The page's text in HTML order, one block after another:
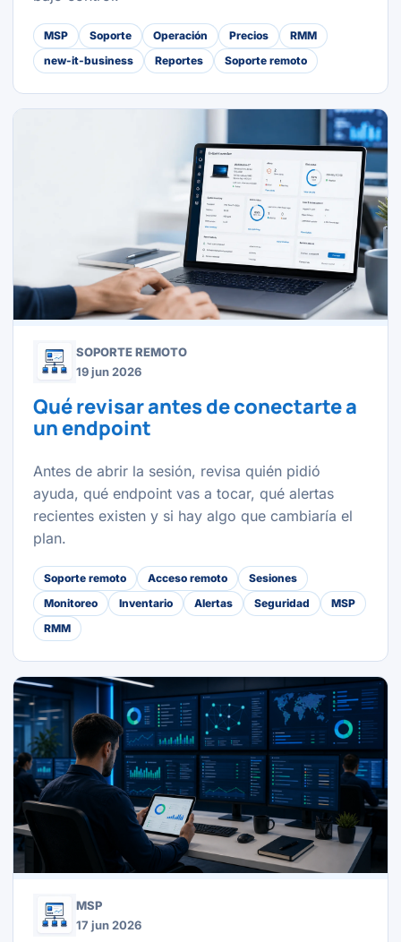
MSP Soporte Operación Precios
RMM
new-it-business
Reportes Soporte remoto
SOPORTE REMOTO
19 jun 2026
Qué revisar antes de conectarte a
un endpoint
Antes de abrir la sesión, revisa quién pidió
ayuda, qué endpoint vas a tocar, qué alertas
recientes existen y si hay algo que cambiaría el
plan.
Soporte remoto Acceso remoto
Sesiones
Monitoreo
Inventario Alertas Seguridad
MSP
RMM
MSP
17 jun 2026